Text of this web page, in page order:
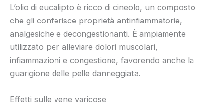
L’olio di eucalipto è ricco di cineolo, un composto
che gli conferisce proprietà antinfiammatorie,
analgesiche e decongestionanti. È ampiamente
utilizzato per alleviare dolori muscolari,
infiammazioni e congestione, favorendo anche la
guarigione delle pelle danneggiata.
Effetti sulle vene varicose